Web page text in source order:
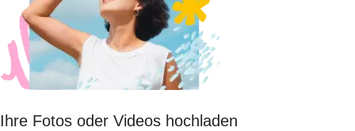
Ihre Fotos oder Videos hochladen